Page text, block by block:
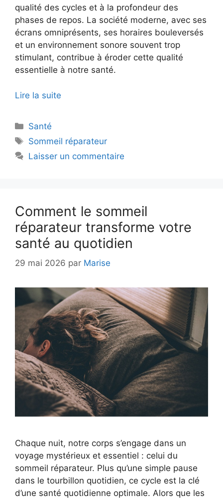
qualité des cycles et à la profondeur des
phases de repos. La société moderne, avec ses
écrans omniprésents, ses horaires bouleversés
et un environnement sonore souvent trop
stimulant, contribue à éroder cette qualité
essentielle à notre santé.
Lire la suite
Catégories
Santé
Étiquettes
Sommeil réparateur
Laisser un commentaire
Comment le sommeil
réparateur transforme votre
santé au quotidien
29 mai 2026 par Marise
Chaque nuit, notre corps s’engage dans un
voyage mystérieux et essentiel : celui du
sommeil réparateur. Plus qu’une simple pause
dans le tourbillon quotidien, ce cycle est la clé
d’une santé quotidienne optimale. Alors que les